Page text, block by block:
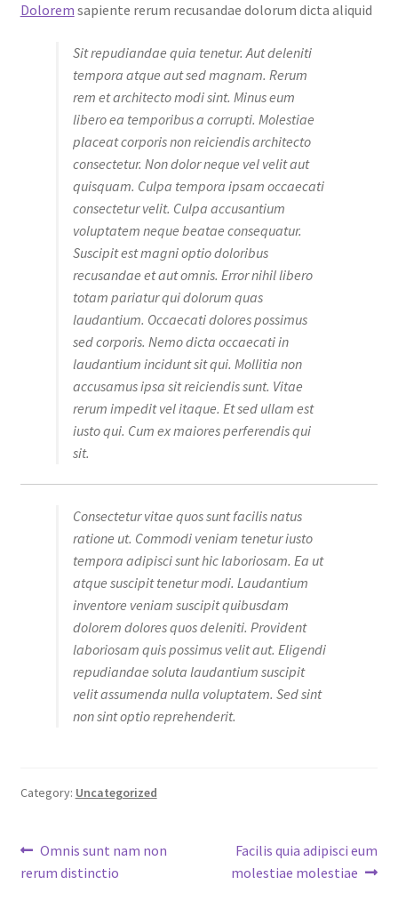
Dolorem sapiente rerum recusandae dolorum dicta aliquid
Sit repudiandae quia tenetur. Aut deleniti
tempora atque aut sed magnam. Rerum
rem et architecto modi sint. Minus eum
libero ea temporibus a corrupti. Molestiae
placeat corporis non reiciendis architecto
consectetur. Non dolor neque vel velit aut
quisquam. Culpa tempora ipsam occaecati
consectetur velit. Culpa accusantium
voluptatem neque beatae consequatur.
Suscipit est magni optio doloribus
recusandae et aut omnis. Error nihil libero
totam pariatur qui dolorum quas
laudantium. Occaecati dolores possimus
sed corporis. Nemo dicta occaecati in
laudantium incidunt sit qui. Mollitia non
accusamus ipsa sit reiciendis sunt. Vitae
rerum impedit vel itaque. Et sed ullam est
iusto qui. Cum ex maiores perferendis qui
sit.
Consectetur vitae quos sunt facilis natus
ratione ut. Commodi veniam tenetur iusto
tempora adipisci sunt hic laboriosam. Ea ut
atque suscipit tenetur modi. Laudantium
inventore veniam suscipit quibusdam
dolorem dolores quos deleniti. Provident
laboriosam quis possimus velit aut. Eligendi
repudiandae soluta laudantium suscipit
velit assumenda nulla voluptatem. Sed sint
non sint optio reprehenderit.
Category: Uncategorized
Post
navigation
Previous
post:
Omnis sunt nam non
rerum distinctio
Next
post:
Facilis quia adipisci eum
molestiae molestiae